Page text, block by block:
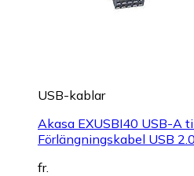
USB-kablar
Akasa EXUSBI40 USB-A
Förlängningskabel USB
fr.